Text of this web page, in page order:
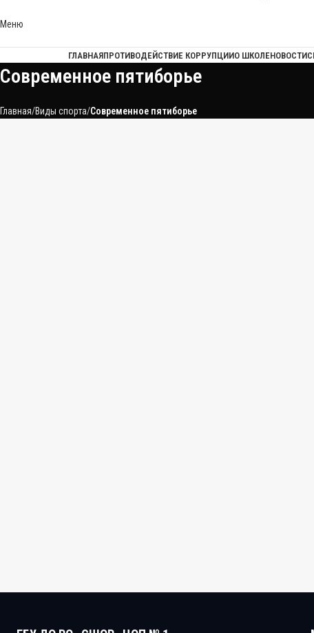
Меню
ГЛАВНАЯПРОТИВОДЕЙСТВИЕ КОРРУПЦИИО ШКОЛЕНОВОСТИ
Современное пятиборье
Главная Виды спорта Современное пятиборье